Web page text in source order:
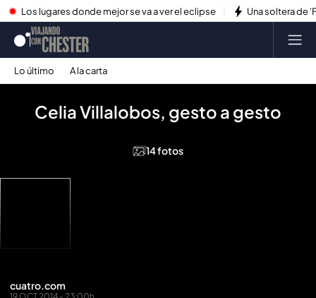
Los lugares donde mejor se va a ver el eclipse Una soltera de
Lo último A la carta
Celia Villalobos, gesto a gesto
14 fotos
cuatro.com